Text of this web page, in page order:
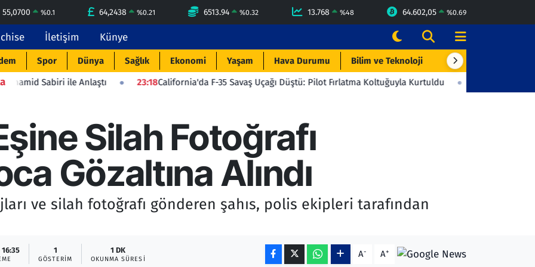
55,0700 %0.1 64,2438 %0.21 6513.94 %0.32 13.768 %48 64.602,05 %0.69
İletişim Künye
Spor Dünya Sağlık Ekonomi Yaşam Hava Durumu Bilim ve Teknoloji Çevre & Doğa
Anlaştı 23:18California'da F-35 Savaş Uçağı Düştü: Pilot Fırlatma Koltuğuyla Kurtuldu 23:06Beşiktaş'tan
Silah Fotoğrafı
Gözaltına Alındı
ve silah fotoğrafı gönderen şahıs, polis ekipleri tarafından
1
GÖSTERIM
1 DK
OKUNMA SÜRESI A- A+